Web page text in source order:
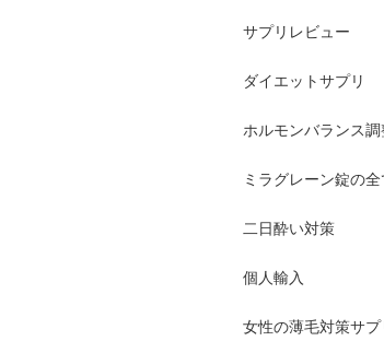
サプリレビュー
ダイエットサプリ
ホルモンバランス調
ミラグレーン錠の全
二日酔い対策
個人輸入
女性の薄毛対策サプ